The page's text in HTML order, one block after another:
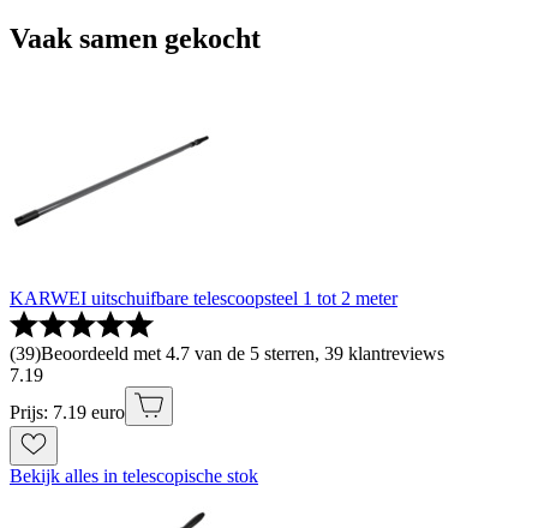
Vaak samen gekocht
KARWEI uitschuifbare telescoopsteel 1 tot 2 meter
(39)Beoordeeld met 4.7 van de 5 sterren, 39 klantreviews
7.19
Prijs: 7.19 euro
Bekijk alles in telescopische stok